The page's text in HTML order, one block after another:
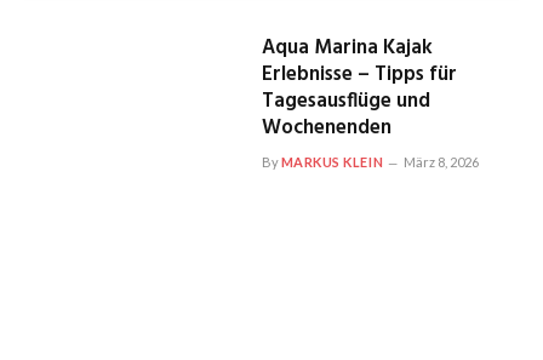
Aqua Marina Kajak
Erlebnisse – Tipps für
Tagesausflüge und
Wochenenden
ByMARKUS KLEIN März 8, 2026